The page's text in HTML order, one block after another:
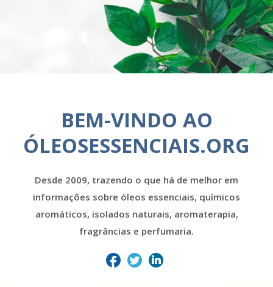
BEM-VINDO AO
ÓLEOSESSENCIAIS.ORG
Desde 2009, trazendo o que há de melhor em
informações sobre óleos essenciais, químicos
aromáticos, isolados naturais, aromaterapia,
fragrâncias e perfumaria.